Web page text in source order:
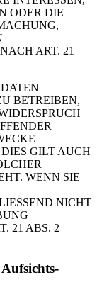
ODER DIE
ART. 21
BETREIBEN,
GILT AUCH
WENN SIE
NICHT
21 ABS. 2
Aufsichts­